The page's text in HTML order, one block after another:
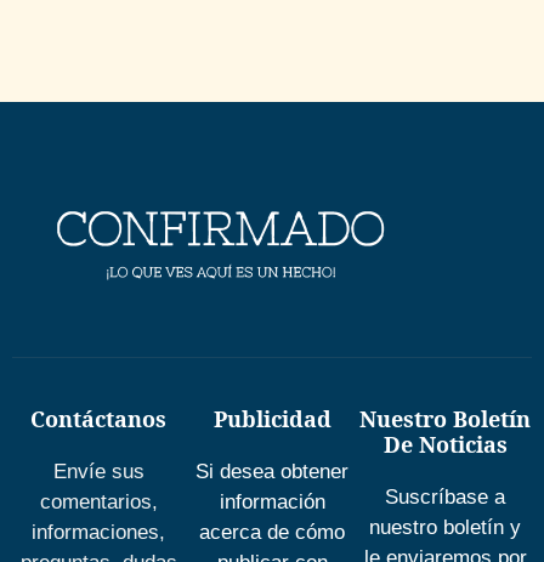
Contáctanos
Envíe sus
comentarios,
informaciones,
Publicidad
Si desea obtener
información
acerca de cómo
Nuestro Boletín
De Noticias
Suscríbase a
nuestro boletín y